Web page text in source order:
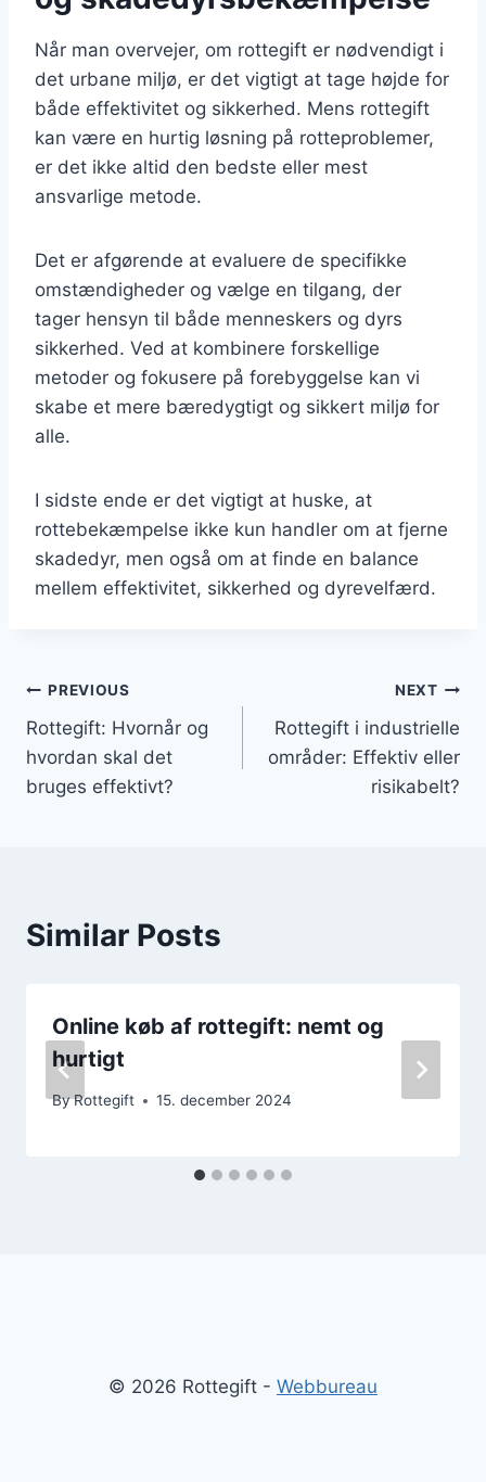
Når man overvejer, om rottegift er nødvendigt i
det urbane miljø, er det vigtigt at tage højde for
både effektivitet og sikkerhed. Mens rottegift
kan være en hurtig løsning på rotteproblemer,
er det ikke altid den bedste eller mest
ansvarlige metode.
Det er afgørende at evaluere de specifikke
omstændigheder og vælge en tilgang, der
tager hensyn til både menneskers og dyrs
sikkerhed. Ved at kombinere forskellige
metoder og fokusere på forebyggelse kan vi
skabe et mere bæredygtigt og sikkert miljø for
alle.
I sidste ende er det vigtigt at huske, at
rottebekæmpelse ikke kun handler om at fjerne
skadedyr, men også om at finde en balance
mellem effektivitet, sikkerhed og dyrevelfærd.
Indlægsnavigation
PREVIOUS
Rottegift: Hvornår og
hvordan skal det
bruges effektivt?
NEXT
Rottegift i industrielle
områder: Effektiv eller
risikabelt?
Similar Posts
Online køb af rottegift: nemt og
hurtigt
ByRottegift 15. december 2024
© 2026 Rottegift - Webbureau